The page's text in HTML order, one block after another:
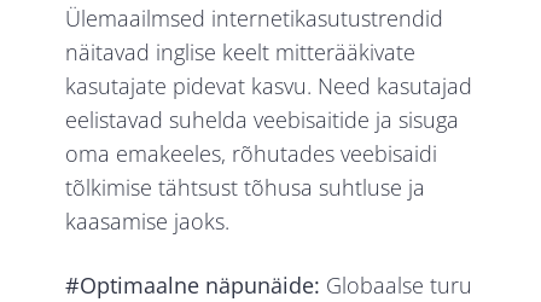
Ülemaailmsed internetikasutustrendid
näitavad inglise keelt mitterääkivate
kasutajate pidevat kasvu. Need kasutajad
eelistavad suhelda veebisaitide ja sisuga
oma emakeeles, rõhutades veebisaidi
tõlkimise tähtsust tõhusa suhtluse ja
kaasamise jaoks.
#Optimaalne näpunäide: Globaalse turu